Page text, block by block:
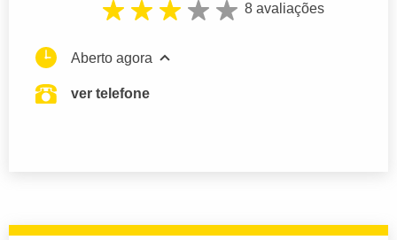
8 avaliações
Aberto agora
ver telefone